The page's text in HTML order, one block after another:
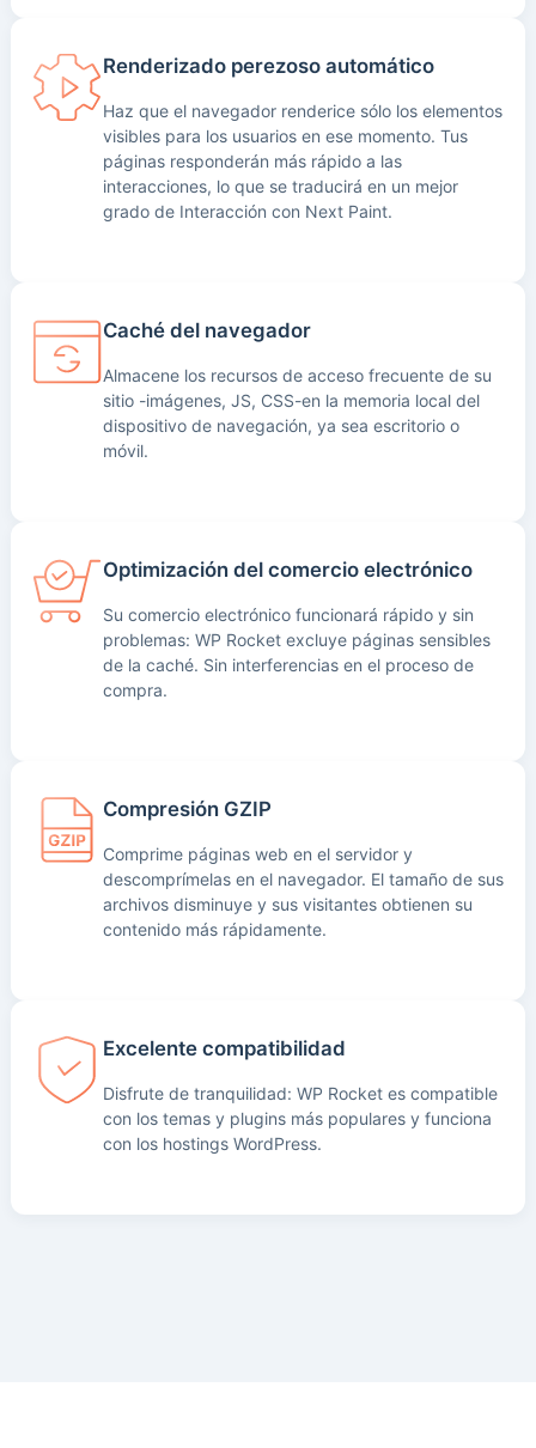
Renderizado perezoso automático
Haz que el navegador renderice sólo los elementos
visibles para los usuarios en ese momento. Tus
páginas responderán más rápido a las
interacciones, lo que se traducirá en un mejor
grado de Interacción con Next Paint.
Caché del navegador
Almacene los recursos de acceso frecuente de su
sitio -imágenes, JS, CSS-en la memoria local del
dispositivo de navegación, ya sea escritorio o
móvil.
Optimización del comercio electrónico
Su comercio electrónico funcionará rápido y sin
problemas: WP Rocket excluye páginas sensibles
de la caché. Sin interferencias en el proceso de
compra.
Compresión GZIP
Comprime páginas web en el servidor y
descomprímelas en el navegador. El tamaño de sus
archivos disminuye y sus visitantes obtienen su
contenido más rápidamente.
Excelente compatibilidad
Disfrute de tranquilidad: WP Rocket es compatible
con los temas y plugins más populares y funciona
con los hostings WordPress.